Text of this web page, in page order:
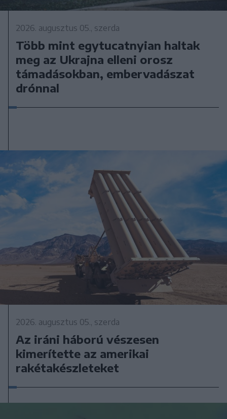
2026. augusztus 05., szerda
Több mint egytucatnyian haltak
meg az Ukrajna elleni orosz
támadásokban, embervadászat
drónnal
2026. augusztus 05., szerda
Az iráni háború vészesen
kimerítette az amerikai
rakétakészleteket